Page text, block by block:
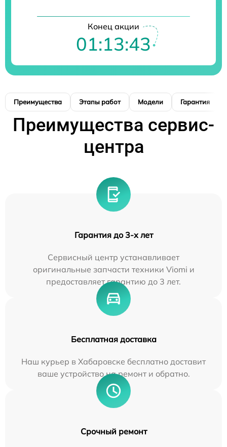
Конец акции
01:13:42
Преимущества Этапы работ Модели Гарантия
Преимущества сервис-
центра
Гарантия до 3-х лет
Сервисный центр устанавливает
оригинальные запчасти техники Viomi и
предоставляет гарантию до 3 лет.
Бесплатная доставка
Наш курьер в Хабаровске бесплатно доставит
ваше устройство на ремонт и обратно.
Срочный ремонт